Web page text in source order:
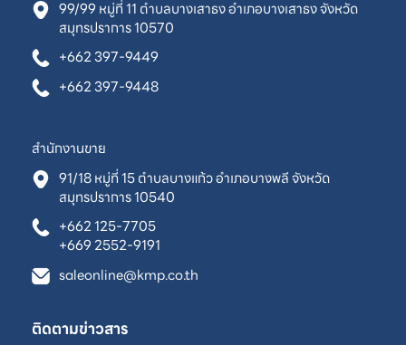
99/99 หมู่ที่ 11 ตำบลบางเสาธง อำเภอบางเสาธง จังหวัด
สมุทรปราการ 10570
+662 397-9449
+662 397-9448
สำนักงานขาย
91/18 หมู่ที่ 15 ตำบลบางแก้ว อำเภอบางพลี จังหวัด
สมุทรปราการ 10540
+662 125-7705
+669 2552-9191
saleonline@kmp.co.th
ติดตามข่าวสาร